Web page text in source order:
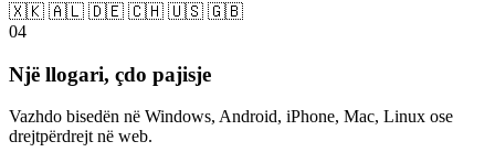
🇽🇰 🇦🇱 🇩🇪 🇨🇭 🇺🇸 🇬🇧
04
Një llogari, çdo pajisje
Vazhdo bisedën në Windows, Android, iPhone, Mac, Linux ose
drejtpërdrejt në web.